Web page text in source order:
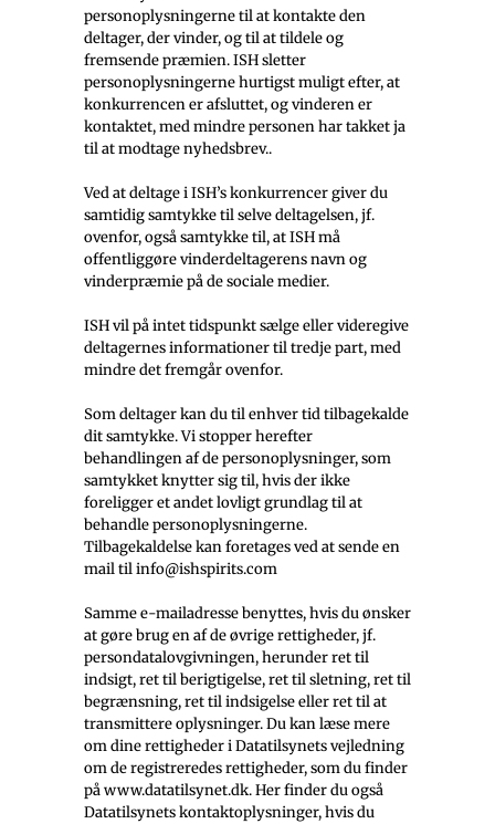
personoplysningerne til at kontakte den
deltager, der vinder, og til at tildele og
fremsende præmien. ISH sletter
personoplysningerne hurtigst muligt efter, at
konkurrencen er afsluttet, og vinderen er
kontaktet, med mindre personen har takket ja
til at modtage nyhedsbrev..
Ved at deltage i ISH’s konkurrencer giver du
samtidig samtykke til selve deltagelsen, jf.
ovenfor, også samtykke til, at ISH må
offentliggøre vinderdeltagerens navn og
vinderpræmie på de sociale medier.
ISH vil på intet tidspunkt sælge eller videregive
deltagernes informationer til tredje part, med
mindre det fremgår ovenfor.
Som deltager kan du til enhver tid tilbagekalde
dit samtykke. Vi stopper herefter
behandlingen af de personoplysninger, som
samtykket knytter sig til, hvis der ikke
foreligger et andet lovligt grundlag til at
behandle personoplysningerne.
Tilbagekaldelse kan foretages ved at sende en
mail til info@ishspirits.com
Samme e-mailadresse benyttes, hvis du ønsker
at gøre brug en af de øvrige rettigheder, jf.
persondatalovgivningen, herunder ret til
indsigt, ret til berigtigelse, ret til sletning, ret til
begrænsning, ret til indsigelse eller ret til at
transmittere oplysninger. Du kan læse mere
om dine rettigheder i Datatilsynets vejledning
om de registreredes rettigheder, som du finder
på www.datatilsynet.dk. Her finder du også
Datatilsynets kontaktoplysninger, hvis du